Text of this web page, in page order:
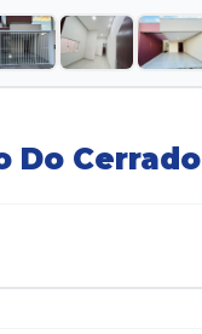
Do Cerrado